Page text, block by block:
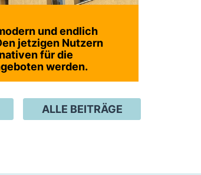
und endlich
jetzigen Nutzern
für die
werden.
ALLE BEITRÄGE